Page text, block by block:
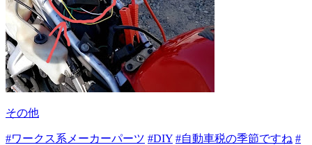
その他
#ワークス系メーカーパーツ #DIY #自動車税の季節ですね #